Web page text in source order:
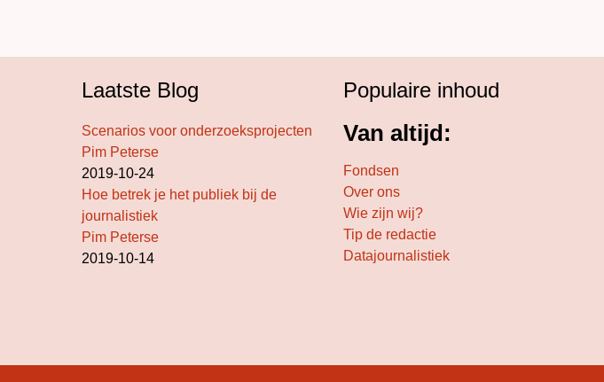
Laatste Blog
Scenarios voor onderzoeksprojecten
Pim Peterse
2019-10-24
Hoe betrek je het publiek bij de
journalistiek
Pim Peterse
2019-10-14
Populaire inhoud
Van altijd:
Fondsen
Over ons
Wie zijn wij?
Tip de redactie
Datajournalistiek